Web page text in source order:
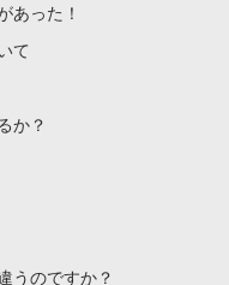
あった！
て
か？
うのですか？